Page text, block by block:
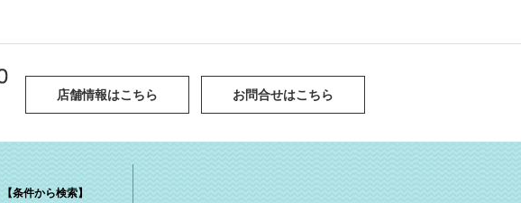
店舗情報はこちら お問合せはこちら
【条件から検索】